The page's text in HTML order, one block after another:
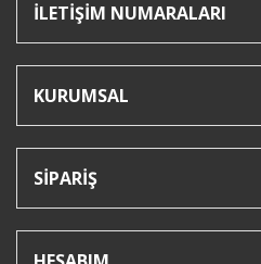
İLETİŞİM NUMARALARI
KURUMSAL
SİPARİŞ